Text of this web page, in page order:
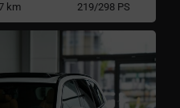
km 219/298 PS